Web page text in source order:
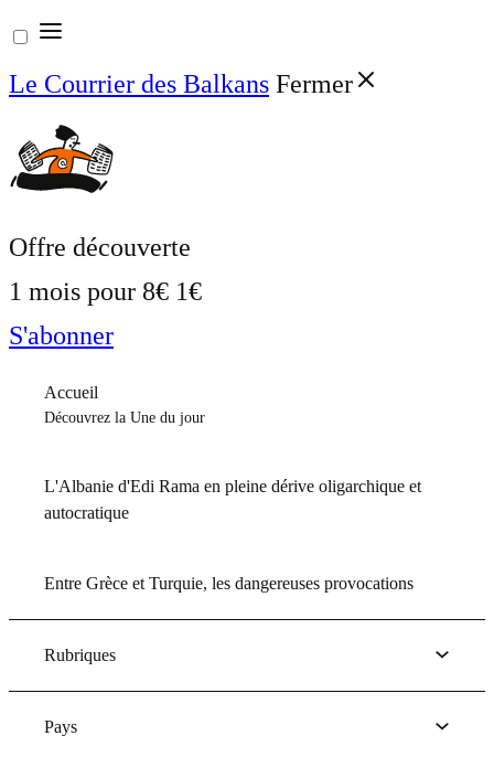
Aller
au
contenu
Le Courrier des Balkans Fermer
Offre découverte
1 mois pour 8€ 1€
S'abonner
Accueil
Découvrez la Une du jour
L'Albanie d'Edi Rama en pleine dérive oligarchique et
autocratique
Entre Grèce et Turquie, les dangereuses provocations
Rubriques
Pays